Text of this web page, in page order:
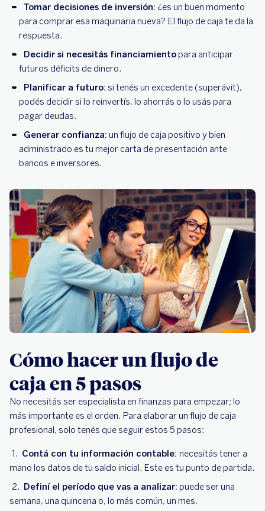
Tomar decisiones de inversión: ¿es un buen momento
para comprar esa maquinaria nueva? El flujo de caja te da la
respuesta.
Decidir si necesitás financiamientopara anticipar
futuros déficits de dinero.
Planificar a futuro: si tenés un excedente (superávit),
podés decidir si lo reinvertís, lo ahorrás o lo usás para
pagar deudas.
Generar confianza: un flujo de caja positivo y bien
administrado es tu mejor carta de presentación ante
bancos e inversores.
Cómo hacer un flujo de
caja en 5 pasos
No necesitás ser especialista en finanzas para empezar; lo
más importante es el orden. Para elaborar un flujo de caja
profesional, solo tenés que seguir estos 5 pasos:
Contá con tu información contable: necesitás tener a
mano los datos de tu saldo inicial. Este es tu punto de partida.
Definí el período que vas a analizar: puede ser una
semana, una quincena o, lo más común, un mes.